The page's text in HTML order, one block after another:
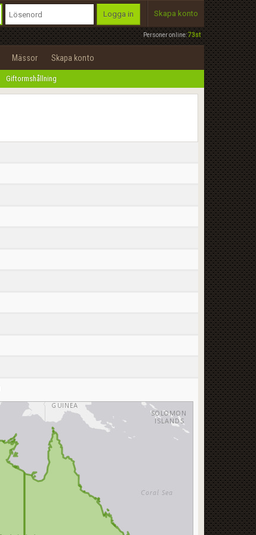
Personer online:73st
Logga in Skapa konto
Mässor Skapa konto
Giftormshållning